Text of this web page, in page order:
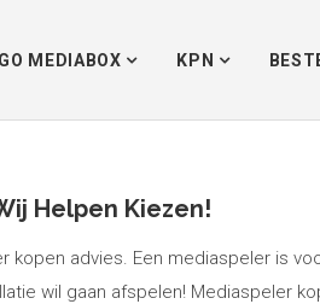
MEDIABOX KPN
Helpen Kiezen!
kopen advies. Een mediaspeler is
wil gaan afspelen! Mediaspeler